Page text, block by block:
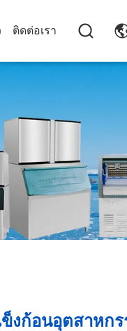
ติดต่อเรา
งก้อนอุตสาหก